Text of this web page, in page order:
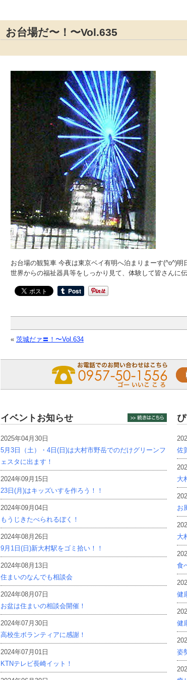
お台場だ〜！〜Vol.635
お台場の観覧車 今夜は東京ベイ有明へ泊まりまーす(^o^)
世界からの福祉器具等をしっかり見て、体験して皆さんに
« 茨城だァ〓！〜Vol.634
イベントお知らせ
2025年04月30日
5月3日（土）・4日(日)は大村市野岳でのだけグリーンフ
ェスタに出ます！
2024年09月15日
23日(月)はキッズいすを作ろう！！
2024年09月04日
もうじきたべられるぼく！
2024年08月26日
9月1日(日)新大村駅をゴミ拾い！！
2024年08月13日
住まいのなんでも相談会
2024年08月07日
お盆は住まいの相談会開催！
2024年07月30日
高校生ボランティアに感謝！
2024年07月01日
KTNテレビ長崎イット！
佐
大
お
大
食
健
健
姿